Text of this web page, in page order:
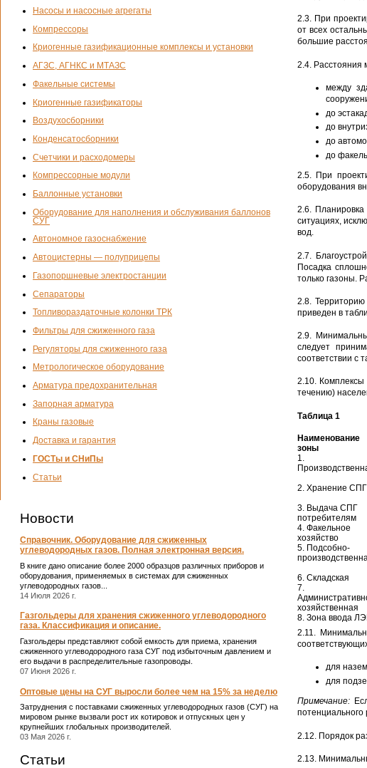
Насосы и насосные агрегаты
Компрессоры
Криогенные газификационные комплексы и установки
АГЗС, АГНКС и МТАЗС
Факельные системы
Криогенные газификаторы
Воздухосборники
Конденсатосборники
Счетчики и расходомеры
Компрессорные модули
Баллонные установки
Оборудование для наполнения и обслуживания баллонов
СУГ
Автономное газоснабжение
Автоцистерны — полуприцепы
Газопоршневые электростанции
Сепараторы
Топливораздаточные колонки ТРК
Фильтры для сжиженного газа
Регуляторы для сжиженного газа
Метрологическое оборудование
Арматура предохранительная
Запорная арматура
Краны газовые
Доставка и гарантия
ГОСТы и СНиПы
Статьи
Новости
Справочник. Оборудование для сжиженных
углеводородных газов. Полная электронная версия.
В книге дано описание более 2000 образцов различных приборов и
оборудования, применяемых в системах для сжиженных
углеводородных газов...
14 Июля 2026 г.
Газгольдеры для хранения сжиженного углеводородного
газа. Классификация и описание.
Газгольдеры представляют собой емкость для приема, хранения
сжиженного углеводородного газа СУГ под избыточным давлением и
его выдачи в распределительные газопроводы.
07 Июня 2026 г.
Оптовые цены на СУГ выросли более чем на 15% за неделю
Затруднения с поставками сжиженных углеводородных газов (СУГ) на
мировом рынке вызвали рост их котировок и отпускных цен у
крупнейших глобальных производителей.
03 Мая 2026 г.
Статьи
2.3. При
от всех
большие
2.4. Расстояния
между
до
до
до
до
2.5. При
оборудования
2.6.
ситуациях,
вод.
2.7.
Посадка
только газоны.
2.8.
приведен в
2.9.
следует
соответствии с
2.10. Комплексы
течению)
Таблица 1
Наименование
зоны
1.
2. Хранение СПГ
3. Выдача СПГ
потребителям
4. Факельное
хозяйство
5. Подсобно-
6. Складская
7.
хозяйственная
8. Зона ввода
2.11.
для
для
Примечание:
2.12. Порядок
2.13.